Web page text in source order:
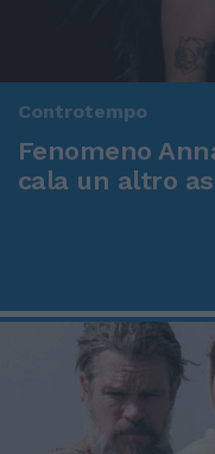
Controtempo
Fenomeno
cala un altro